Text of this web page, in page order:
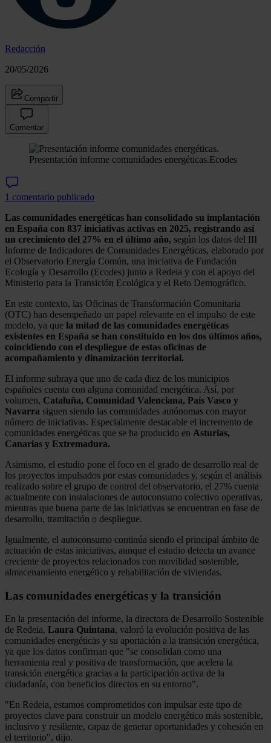
Redacción
20/05/2026
Compartir
Comentar
Presentación informe comunidades energéticas.Ecodes
1 comentario publicado
Las comunidades energéticas han consolidado su implantación
en España con 837 iniciativas activas en 2025, registrando así
un crecimiento del 27% en el último año, según los datos del III
Informe de Indicadores de Comunidades Energéticas, elaborado por
el Observatorio Energía Común, una iniciativa de Fundación
Ecología y Desarrollo (Ecodes) junto a Redeia y con el apoyo del
Ministerio para la Transición Ecológica y el Reto Demográfico.
En este contexto, las Oficinas de Transformación Comunitaria
(OTC) han desempeñado un papel relevante en el impulso de este
modelo, ya que la mitad de las comunidades energéticas
existentes en España se han constituido en los dos últimos años,
coincidiendo con el despliegue de estas oficinas de
acompañamiento y dinamización territorial.
El informe subraya que uno de cada diez de los municipios
españoles cuenta con alguna comunidad energética. Así, por
volumen, Cataluña, Comunidad Valenciana, País Vasco y
Navarra siguen siendo las comunidades autónomas con mayor
número de iniciativas. Especialmente destacable el incremento de
comunidades energéticas que se ha producido en Asturias,
Canarias y Extremadura.
Asimismo, el estudio pone el foco en el grado de desarrollo real de
los proyectos impulsados por estas comunidades y, según el análisis
realizado sobre el grupo de control del observatorio, el 27% cuenta
actualmente con instalaciones de autoconsumo colectivo operativas,
mientras que buena parte de las iniciativas se encuentran en fase de
desarrollo, tramitación o despliegue.
Igualmente, el autoconsumo continúa siendo el principal ámbito de
actuación de estas iniciativas, aunque el estudio detecta un avance
creciente de proyectos relacionados con movilidad sostenible,
almacenamiento energético y rehabilitación de viviendas.
Las comunidades energéticas y la transición
En la presentación del informe, la directora de Desarrollo Sostenible
de Redeia, Laura Quintana, valoró la evolución positiva de las
comunidades energéticas y su aportación a la transición energética,
ya que los datos confirman que "se consolidan como una
herramienta real y positiva de transformación, que acelera la
transición energética gracias a la participación activa de la
ciudadanía, con beneficios directos en su entorno".
"En Redeia, estamos comprometidos con impulsar este tipo de
proyectos clave para construir un modelo energético más sostenible,
inclusivo y resiliente, capaz de generar oportunidades y cohesión en
el territorio", dijo.